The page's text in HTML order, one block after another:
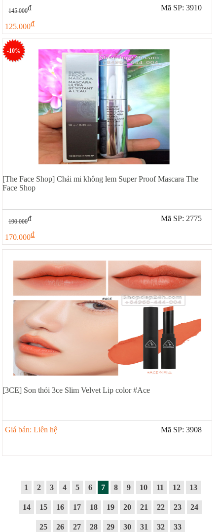
145.000đ
125.000đ
Mã SP: 3910
-10%
[The Face Shop] Chải mi không lem Super Proof Mascara The
Face Shop
190.000đ
170.000đ
Mã SP: 2775
[3CE] Son thỏi 3ce Slim Velvet Lip color #Ace
Giá bán: Liên hệ Mã SP: 3908
1 2 3 4 5 6 7 8 9 10 11 12 13
14 15 16 17 18 19 20 21 22 23 24
25 26 27 28 29 30 31 32 33